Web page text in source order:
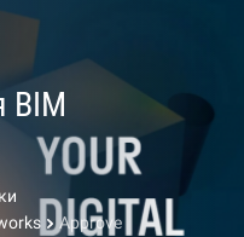
BIM
Approve